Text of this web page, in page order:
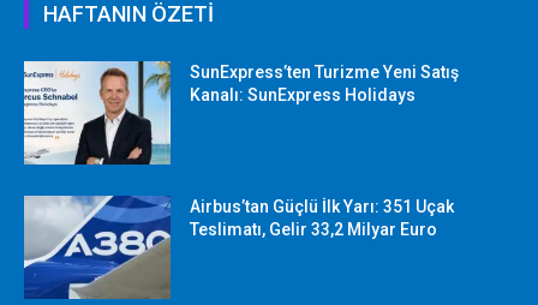
HAFTANIN ÖZETİ
SunExpress’ten Turizme Yeni Satış
Kanalı: SunExpress Holidays
Airbus’tan Güçlü İlk Yarı: 351 Uçak
Teslimatı, Gelir 33,2 Milyar Euro